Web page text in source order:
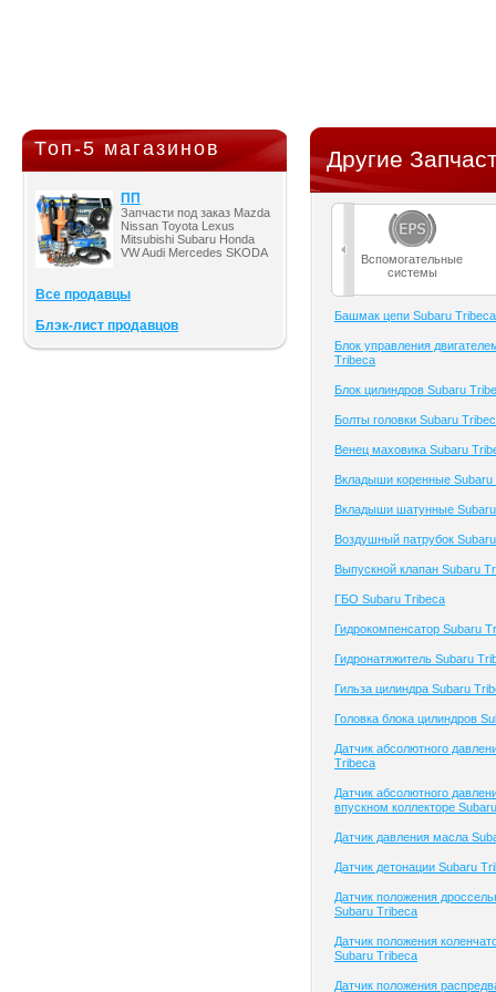
Топ-5 магазинов
ПП
Запчасти под заказ Mazda
Nissan Toyota Lexus
Mitsubishi Subaru Honda
VW Audi Mercedes SKODA
Все продавцы
Блэк-лист продавцов
Другие
Вспомогательные
системы
Башмак цепи Subaru Tribeca
Блок управления
Tribeca
Блок цилиндров Subaru
Болты головки Subaru
Венец маховика Subaru
Вкладыши коренные Subaru
Вкладыши шатунные
Воздушный патрубок
Выпускной клапан Subaru
ГБО Subaru Tribeca
Гидрокомпенсатор Subaru
Гидронатяжитель Subaru
Гильза цилиндра Subaru
Головка блока цилиндров
Датчик абсолютного
Tribeca
Датчик абсолютного
впускном коллекторе
Датчик давления масла
Датчик детонации Subaru
Датчик положения
Subaru Tribeca
Датчик положения
Subaru Tribeca
Датчик положения